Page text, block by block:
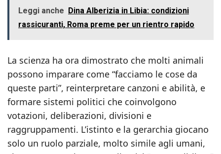
Leggi anche Dina Alberizia in Libia: condizioni
rassicuranti, Roma preme per un rientro rapido
La scienza ha ora dimostrato che molti animali
possono imparare come “facciamo le cose da
queste parti”, reinterpretare canzoni e abilità, e
formare sistemi politici che coinvolgono
votazioni, deliberazioni, divisioni e
raggruppamenti. L’istinto e la gerarchia giocano
solo un ruolo parziale, molto simile agli umani,